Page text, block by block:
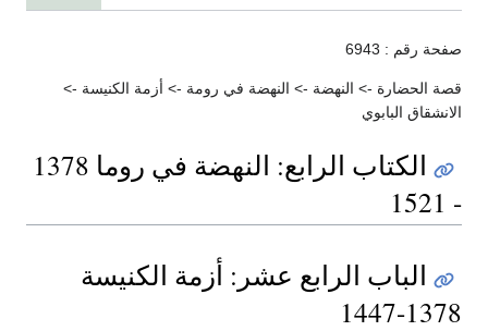
صفحة رقم : 6943
قصة الحضارة -> النهضة -> النهضة في رومة -> أزمة الكنيسة ->
الانشقاق البابوي
الكتاب الرابع: النهضة في روما 1378
- 1521
الباب الرابع عشر: أزمة الكنيسة
1378-1447